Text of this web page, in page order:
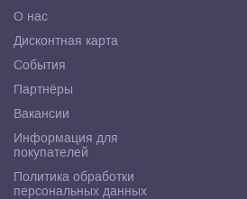
О нас
Дисконтная карта
События
Партнёры
Вакансии
Информация для
покупателей
Политика обработки
персональных данных